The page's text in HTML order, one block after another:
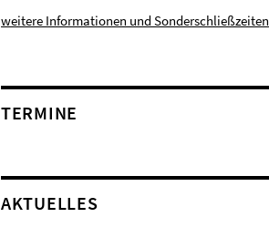
weitere Informationen und Sonderschließzeiten
TERMINE
AKTUELLES